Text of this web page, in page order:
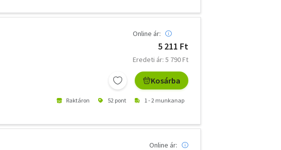
Online ár:
5 211 Ft
Eredeti ár: 5 790 Ft
Kosárba
Raktáron 52 pont 1 - 2 munkanap
Online ár: